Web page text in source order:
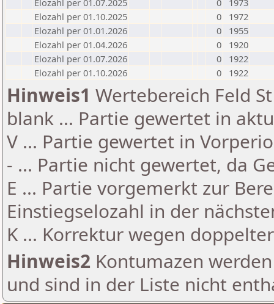
Elozahl per 01.07.2025
0
1973
Elozahl per 01.10.2025
0
1972
Elozahl per 01.01.2026
0
1955
Elozahl per 01.04.2026
0
1920
Elozahl per 01.07.2026
0
1922
Elozahl per 01.10.2026
0 1922
Hinweis1 Wertebereich Feld
blank ... Partie gewertet in
V ... Partie gewertet in
- ... Partie nicht gewertet, da
E ... Partie vorgemerkt zur
Einstiegselozahl in der
K ... Korrektur wegen
Hinweis2 Kontumazen
und sind in der Liste nicht